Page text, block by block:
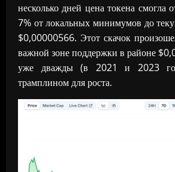
несколько дней цена токена смогла
7% от локальных минимумов до
$0,00000566. Этот скачок
важной зоне поддержки в районе
уже дважды (в 2021 и 2023
трамплином для роста.